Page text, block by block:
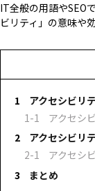
IT全般の用語やSEO
ビリティ」の意味や
アクセシビリ
アクセシ
アクセシビリ
アクセシ
まとめ